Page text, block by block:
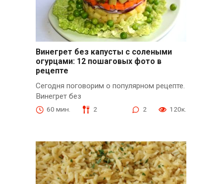
Винегрет без капусты с солеными
огурцами: 12 пошаговых фото в
рецепте
Сегодня поговорим о популярном рецепте.
Винегрет без
60 мин. 2 2 120к.